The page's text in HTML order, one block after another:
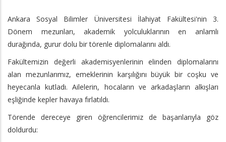
Ankara Sosyal Bilimler Üniversitesi İlahiyat Fakültesi'nin 3.
Dönem mezunları, akademik yolculuklarının en anlamlı
durağında, gurur dolu bir törenle diplomalarını aldı.
Fakültemizin değerli akademisyenlerinin elinden diplomalarını
alan mezunlarımız, emeklerinin karşılığını büyük bir coşku ve
heyecanla kutladı. Ailelerin, hocaların ve arkadaşların alkışları
eşliğinde kepler havaya fırlatıldı.
Törende dereceye giren öğrencilerimiz de başarılarıyla göz
doldurdu: